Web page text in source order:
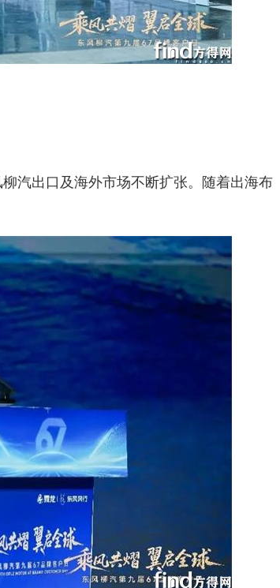
汽出口及海外市场不断扩张。随着出海布